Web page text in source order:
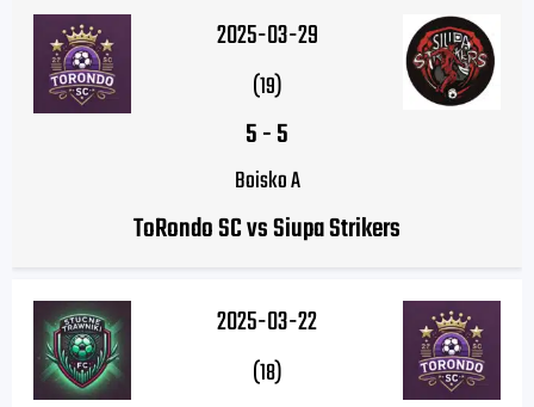
2025-03-29
(19)
5-5
Boisko A
ToRondo SC vs Siupa Strikers
2025-03-22
(18)